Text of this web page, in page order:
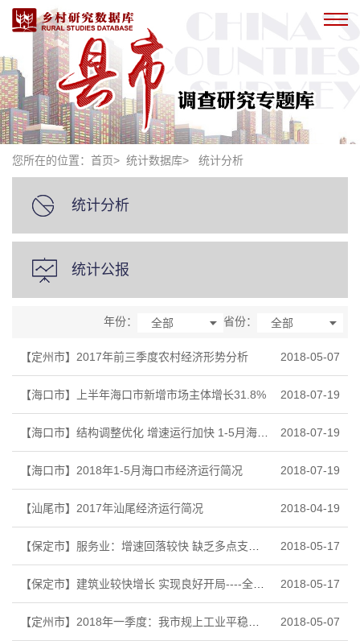
您所在的位置： 首页> 统计数据库> 统计分析
统计分析
统计公报
省份： 全部
年份： 全部
2018-05-07
【定州市】2017年前三季度农村经济形势分析
2018-07-19
【海口市】上半年海口市新增市场主体增长31.8%
2018-07-19
【海口市】结构调整优化 增速运行加快 1-5月海口市规模以上服务业分析
2018-07-19
【海口市】2018年1-5月海口市经济运行简况
2018-04-19
【汕尾市】2017年汕尾经济运行简况
2018-05-17
【保定市】服务业：增速回落较快 缺乏多点支撑——2018年1-3月份规上服务业企业情况简析
2018-05-17
【保定市】建筑业较快增长 实现良好开局----全市2018年一季度建筑业生产形势分析
2018-05-07
【定州市】2018年一季度：我市规上工业平稳增长